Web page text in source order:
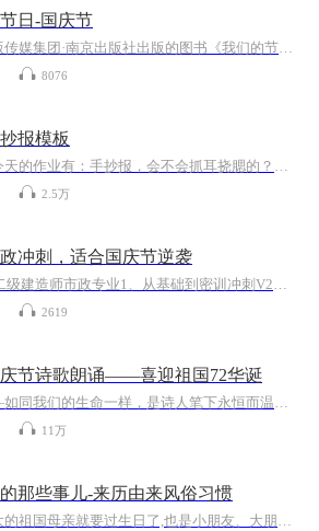
日-国庆节
南京出版传媒集团·南京出版社出版的图书《我们的节日》通过对中国节日文化和节日意义进行深度的挖掘，面向青少年群体构建独具特色的栏目内容，以此丰富春节、元宵节、清明节、端午节、七夕节、中秋节、重阳节等传统节日；六一节、教师节、国庆节等新兴节日的文化内涵和表现形式。促进青少年形成新的节日习俗，提升节日仪式感、认同感。音频作品由金陵朗读者联盟志愿者朗诵，南京音像出版社、金陵图书馆联合制作。
8076
报模板
一听到今天的作业有：手抄报，会不会抓耳挠腮的？一起来看看，总有您需要的模板在这里。
2.5万
冲刺，适合国庆节逆袭
2020年二级建造师市政专业1、从基础到密训冲刺V2、从精华课程到超压密押V3、0基础同步更新v4、持续更新到2020年考试V5、只要你跟着学让你一次稳拿证V6、渠道超压压题，超压三页纸等独家绝密压题!
2619
节诗歌朗诵——喜迎祖国72华诞
祖国——如同我们的生命一样，是诗人笔下永恒而温暖的主题。在祖国72周年华诞来临之际，特创建这个诗歌朗诵专辑，诵读经典爱国篇章，和大家一起歌颂祖国，向国庆的献礼！祝愿伟大的祖国繁荣富强，祝愿大家国庆节快乐，度过平安快乐的黄金周假期！
11万
那些事儿-来历由来风俗习惯
我们伟大的祖国母亲就要过生日了,也是小朋友、大朋友们最喜欢的“国庆小长假”或说“黄金周”还有说”国庆7天乐”的，说法真是不一而足。那么“国庆节”是怎么来的？自古以来国庆节怎么庆贺？新中国国庆节的来历，以及新中国国庆节的庆贺方式又有哪些呢？ ...